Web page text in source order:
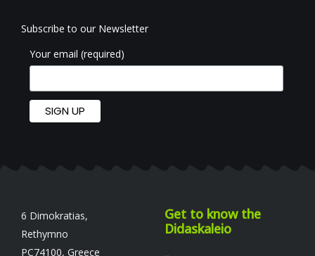
Subscribe to our Newsletter
Your email (required)
6 Dimokratias,
Rethymno
PC74100, Greece
Get to know the
Didaskaleio